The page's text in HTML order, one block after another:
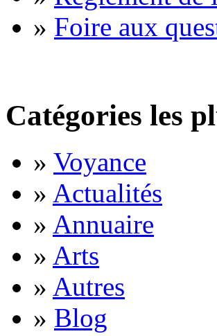
» Foire aux
Catégories les
» Voyance
» Actualités
» Annuaire
» Arts
» Autres
» Blog